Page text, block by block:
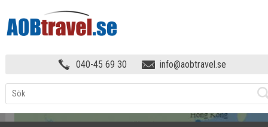
040-45 69 30 info@aobtravel.se
VIETNAM! »KARTAHKGSIN